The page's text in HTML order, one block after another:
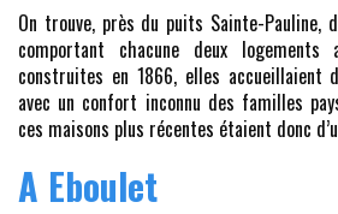
On trouve, près du puits Sainte-Pauline,
comportant chacune deux
construites en 1866, elles accueillaient
avec un confort inconnu des familles
ces maisons plus récentes étaient donc
A Eboulet